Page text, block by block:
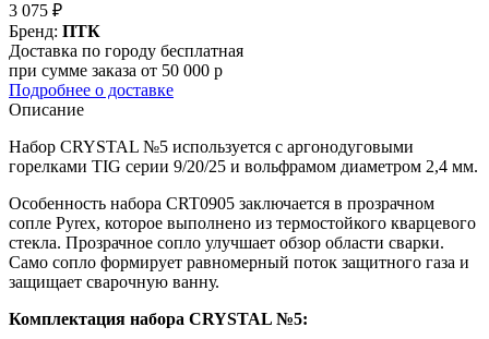
3 075 ₽
Бренд: ПТК
Доставка по городу бесплатная
при сумме заказа от 50 000 р
Подробнее о доставке
Описание
Набор CRYSTAL №5 используется с аргонодуговыми
горелками TIG серии 9/20/25 и вольфрамом диаметром 2,4 мм.
Особенность набора CRT0905 заключается в прозрачном
сопле Pyrex, которое выполнено из термостойкого кварцевого
стекла. Прозрачное сопло улучшает обзор области сварки.
Само сопло формирует равномерный поток защитного газа и
защищает сварочную ванну.
Комплектация набора CRYSTAL №5: